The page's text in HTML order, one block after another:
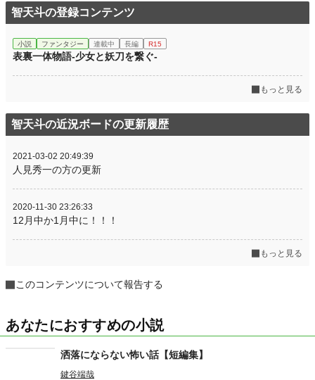
智天斗の登録コンテンツ
小説 ファンタジー 連載中 長編 R15
表裏一体物語-少女と妖刀を繋ぐ-
もっと見る
智天斗の近況ボードの更新履歴
2021-03-02 20:49:39
人見秀一の方の更新
2020-11-30 23:26:33
12月中か1月中に！！！
もっと見る
このコンテンツについて報告する
あなたにおすすめの小説
洒落にならない怖い話【短編集】
鍵谷端哉